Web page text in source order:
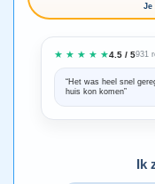
Je
★ ★ ★ ★ ★4.5 / 5931
“Het was heel snel
huis kon komen”
Ik